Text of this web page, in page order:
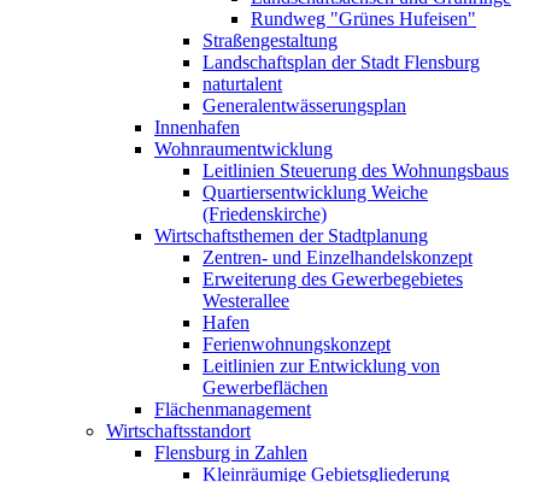
Rundweg "Grünes Hufeisen"
Straßengestaltung
Landschaftsplan der Stadt Flensburg
naturtalent
Generalentwässerungsplan
Innenhafen
Wohnraumentwicklung
Leitlinien Steuerung des Wohnungsbaus
Quartiersentwicklung Weiche
(Friedenskirche)
Wirtschaftsthemen der Stadtplanung
Zentren- und Einzelhandelskonzept
Erweiterung des Gewerbegebietes
Westerallee
Hafen
Ferienwohnungskonzept
Leitlinien zur Entwicklung von
Gewerbeflächen
Flächenmanagement
Wirtschaftsstandort
Flensburg in Zahlen
Kleinräumige Gebietsgliederung